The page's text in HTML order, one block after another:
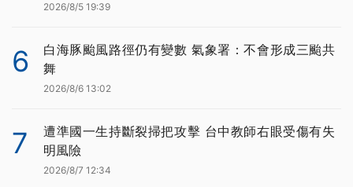
2026/8/5 19:39
6
白海豚颱風路徑仍有變數 氣象署：不會形成三颱共
舞
2026/8/6 13:02
7
遭準國一生持斷裂掃把攻擊 台中教師右眼受傷有失
明風險
2026/8/7 12:34